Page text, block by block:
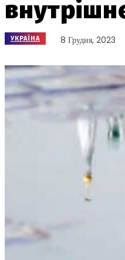
УКРАЇНА 8 Грудня, 2023